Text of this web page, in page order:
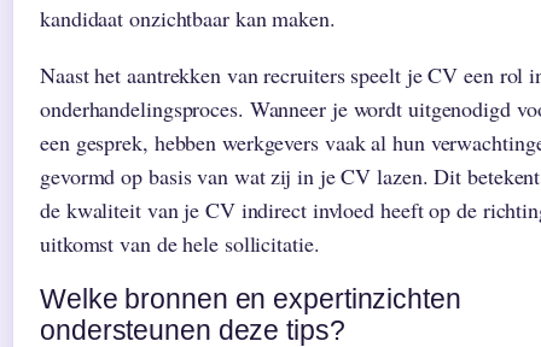
kandidaat onzichtbaar kan maken.
Naast het aantrekken van recruiters speelt je CV een rol
onderhandelingsproces. Wanneer je wordt uitgenodigd
een gesprek, hebben werkgevers vaak al hun
gevormd op basis van wat zij in je CV lazen. Dit
de kwaliteit van je CV indirect invloed heeft op de
uitkomst van de hele sollicitatie.
Welke bronnen en expertinzichten
ondersteunen deze tips?